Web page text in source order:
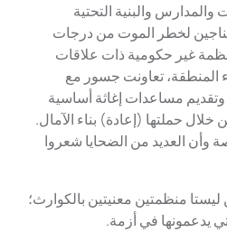
والبنية التحتية
لخطر الموت من درجات
غير حكومية ذات علاقات
المنطقة، تعاونت جسور مع
مساعدات إغاثة أساسية
حملتها (إعادة) بناء الآمال.
وأن العديد من الضحايا شعروا
منظمتين معنيتين بالكوارث؛
يدعمونها في أزمة.